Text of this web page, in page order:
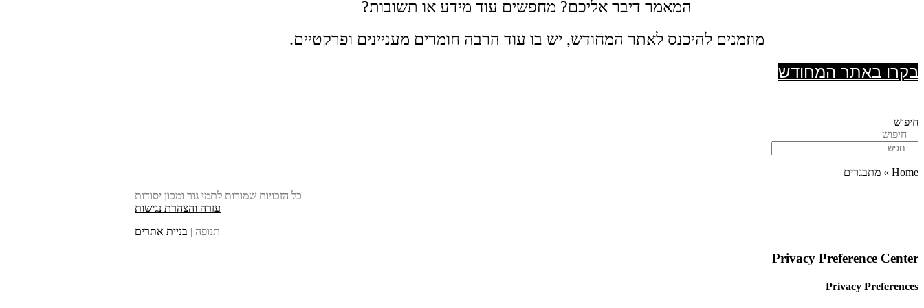
המאמר דיבר אליכם? מחפשים עוד מידע או תשובות?
מוזמנים להיכנס לאתר המחודש, יש בו עוד הרבה חומרים מעניינים ופרקטיים.
בקרו באתר המחודש
חיפוש
חיפוש
Home
» מתבגרים
כל הזכויות שמורות לתמי גור ומכון יסודות
עזרה והצהרת נגישות
תנופה | בניית אתרים
Privacy Preference Center
Privacy Preferences